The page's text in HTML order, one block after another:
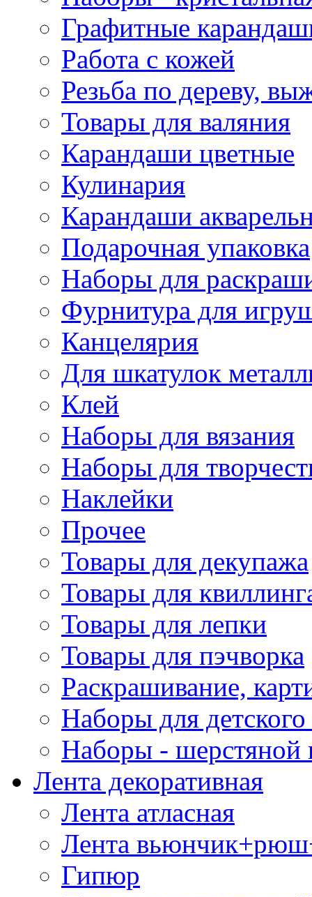
Графитные
Работа с кожей
Резьба по дереву,
Товары для валяния
Карандаши цветные
Кулинария
Карандаши
Подарочная упаковка
Наборы для
Фурнитура для
Канцелярия
Для шкатулок
Клей
Наборы для вязания
Наборы для
Наклейки
Прочее
Товары для декупажа
Товары для
Товары для лепки
Товары для пэчворка
Раскрашивание,
Наборы для
Наборы - шерстяной
Лента декоративная
Лента атласная
Лента
Гипюр